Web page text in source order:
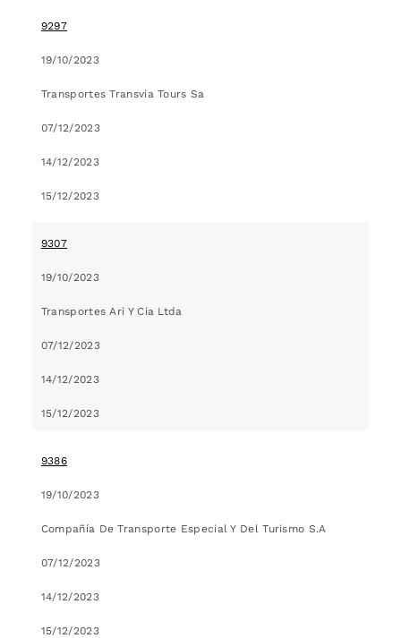
9297
19/10/2023
Transportes Transvia Tours Sa
07/12/2023
14/12/2023
15/12/2023
9307
19/10/2023
Transportes Ari Y Cia Ltda
07/12/2023
14/12/2023
15/12/2023
9386
19/10/2023
Compañía De Transporte Especial Y Del Turismo S.A
07/12/2023
14/12/2023
15/12/2023